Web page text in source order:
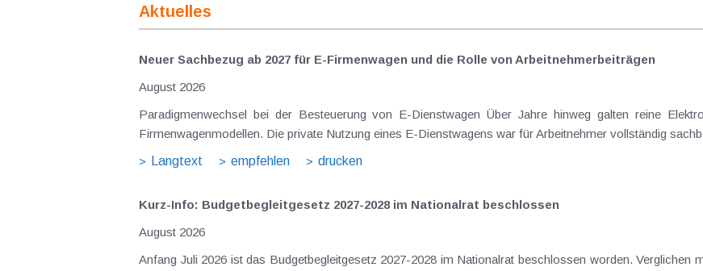
Aktuelles
Neuer Sachbezug ab 2027 für E-Firmenwagen und die Rolle von Arbeitnehmer​­beiträgen
August 2026
Paradigmenwechsel bei der Besteuerung von E-Dienstwagen Über Jahre hinweg galten reine
Firmenwagenmodellen. Die private Nutzung eines E-Dienstwagens war für Arbeitnehmer vollständig
Langtext
empfehlen drucken
Kurz-Info: Budgetbegleitgesetz 2027-2028 im Nationalrat beschlossen
August 2026
Anfang Juli 2026 ist das Budgetbegleitgesetz 2027-2028 im Nationalrat beschlossen worden. Verglichen